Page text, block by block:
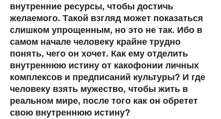
внутренние ресурсы, чтобы достичь
желаемого. Такой взгляд может показаться
слишком упрощенным, но это не так. Ибо в
самом начале человеку крайне трудно
понять, чего он хочет. Как ему отделить
внутреннюю истину от какофонии личных
комплексов и предписаний культуры? И где
человеку взять мужество, чтобы жить в
реальном мире, после того как он обретет
свою внутреннюю истину?